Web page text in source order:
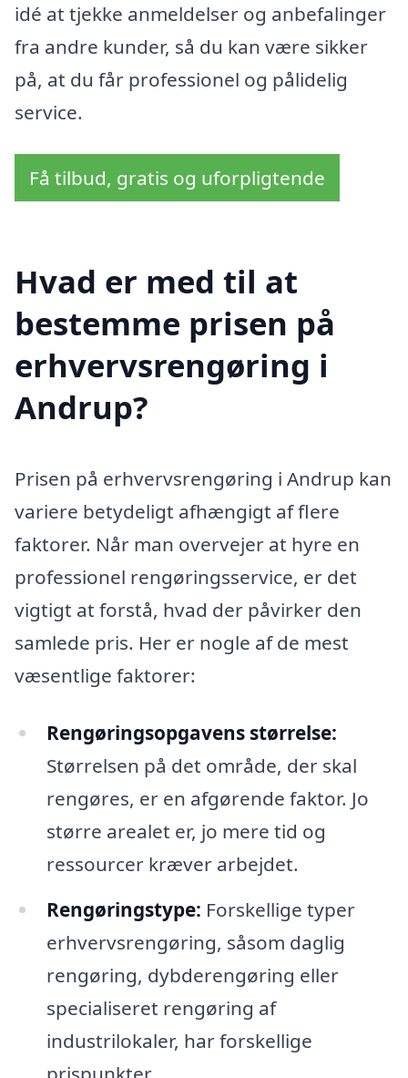
idé at tjekke anmeldelser og anbefalinger
fra andre kunder, så du kan være sikker
på, at du får professionel og pålidelig
service.
Få tilbud, gratis og uforpligtende
Hvad er med til at
bestemme prisen på
erhvervsrengøring i
Andrup?
Prisen på erhvervsrengøring i Andrup kan
variere betydeligt afhængigt af flere
faktorer. Når man overvejer at hyre en
professionel rengøringsservice, er det
vigtigt at forstå, hvad der påvirker den
samlede pris. Her er nogle af de mest
væsentlige faktorer:
Rengøringsopgavens størrelse:
Størrelsen på det område, der skal
rengøres, er en afgørende faktor. Jo
større arealet er, jo mere tid og
ressourcer kræver arbejdet.
Rengøringstype: Forskellige typer
erhvervsrengøring, såsom daglig
rengøring, dybderengøring eller
specialiseret rengøring af
industrilokaler, har forskellige